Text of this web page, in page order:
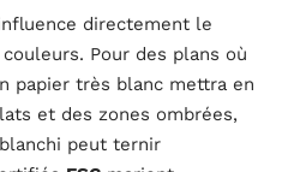
directement le
Pour des plans où
papier très blanc mettra en
et des zones ombrées,
peut ternir